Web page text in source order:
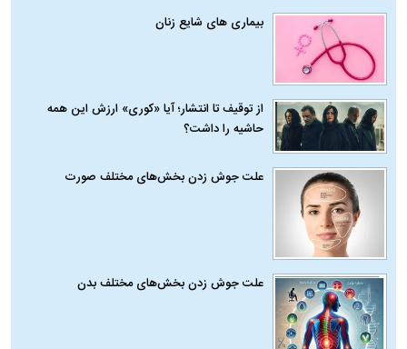
بیماری‌ های شایع زنان
از توقیف تا انتشار؛ آیا «کوری» ارزش این همه
حاشیه را داشت؟
علت جوش زدن بخش‌های مختلف صورت
علت جوش زدن بخش‌های مختلف بدن